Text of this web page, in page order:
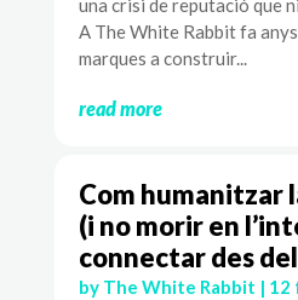
una crisi de reputació que
A The White Rabbit fa
marques a construir...
read more
Com humanitzar
(i no morir en
connectar des
by The White Rabbit | 12